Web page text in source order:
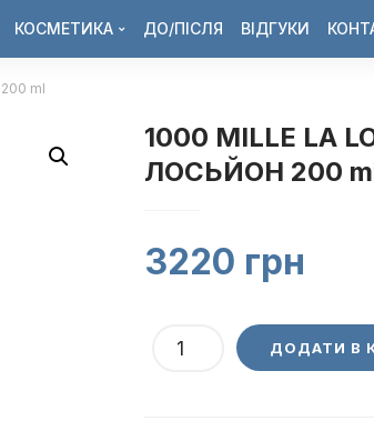
КОСМЕТИКА ДО/ПІСЛЯ ВІДГУКИ
ml
1000 MILLE LA
ЛОСЬЙОН 200
3220 грн
1000
ДОДАТИ В